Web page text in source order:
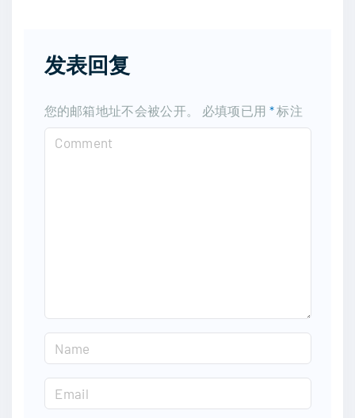
发表回复
您的邮箱地址不会被公开。 必填项已用 *标注
a
em